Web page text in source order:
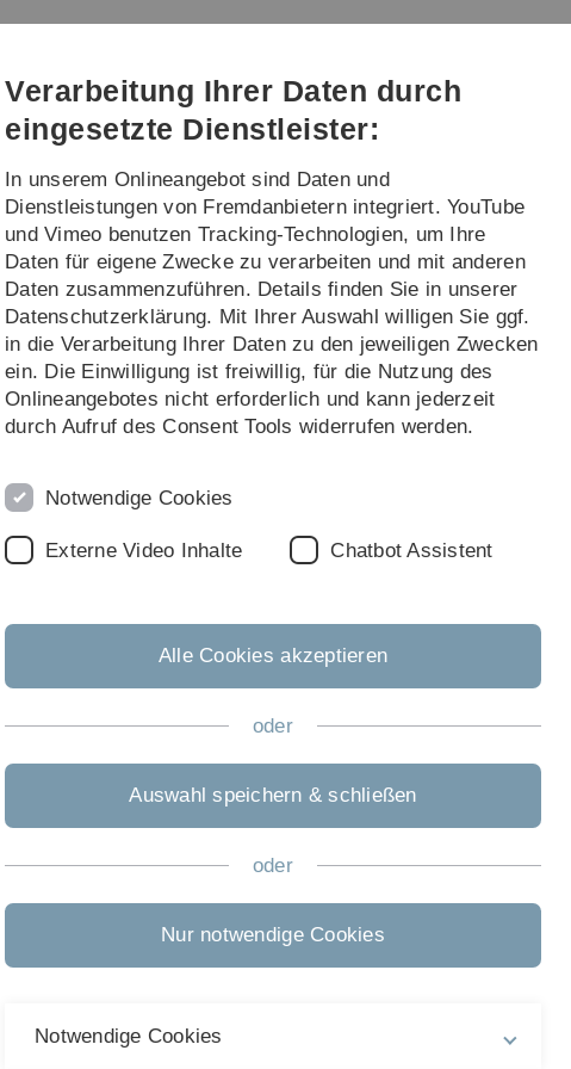
Direkt
Direkt
Direkt
(Sprache,
Drucken,
Social
Direkt
Direkt
18.
(Arthur Gerber)
Voith)
Datenschutz
Verarbeitung Ihrer Daten durch
eingesetzte Dienstleister:
In unserem Onlineangebot sind Daten und
Dienstleistungen von Fremdanbietern integriert. YouTube
und Vimeo benutzen Tracking-Technologien, um Ihre
Daten für eigene Zwecke zu verarbeiten und mit anderen
Daten zusammenzuführen. Details finden Sie in unserer
Datenschutzerklärung. Mit Ihrer Auswahl willigen Sie ggf.
in die Verarbeitung Ihrer Daten zu den jeweiligen Zwecken
ein. Die Einwilligung ist freiwillig, für die Nutzung des
Onlineangebotes nicht erforderlich und kann jederzeit
durch Aufruf des Consent Tools widerrufen werden.
Notwendige Cookies
Externe Video Inhalte Chatbot Assistent
Alle Cookies akzeptieren
oder
Auswahl speichern & schließen
oder
Nur notwendige Cookies
Notwendige Cookies